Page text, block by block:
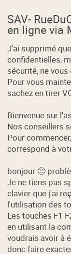
SAV-
en ligne via
J'ai supprimé
confidentielles,
sécurité, ne
Pour vous
sachez en tirer
Bienvenue sur
Nos conseillers
Pour
correspond à
bonjour 🙂
Je ne tiens pas
clavier que j'ai
l'utilisation des
Les touches F1
en utilisant la
voudrais avoir à
donc faire